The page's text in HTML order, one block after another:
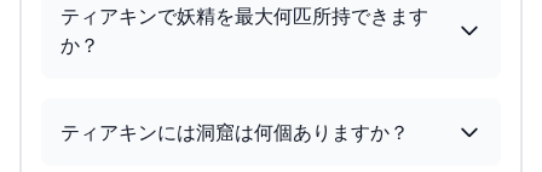
ティアキンで妖精を最大何匹所持できます
か？
ティアキンには洞窟は何個ありますか？